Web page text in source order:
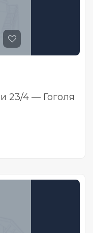
23/4 — Гоголя